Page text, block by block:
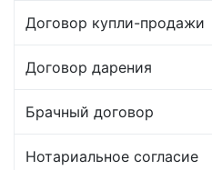
Договор купли-продажи
Договор дарения
Брачный договор
Нотариальное согласие